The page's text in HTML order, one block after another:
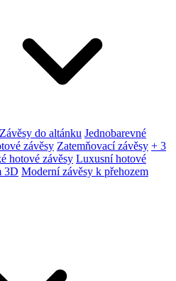
Závěsy do altánku Jednobarevné
závěsy Zatemňovací závěsy + 3
hotové závěsy Luxusní hotové
3D Moderní závěsy k přehozem